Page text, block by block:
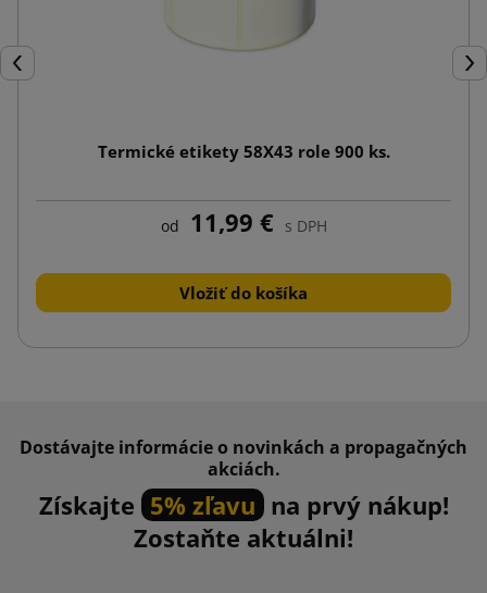
Späť
Termické etikety 58X43 role 900 ks.
od 11,99 € s DPH
Vložiť do košíka
Dostávajte informácie o novinkách a propagačných
akciách.
Získajte 5% zľavu na prvý nákup!
Zostaňte aktuálni!